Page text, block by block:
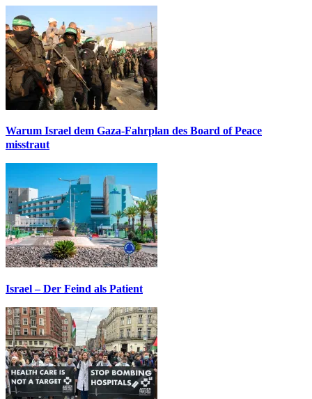
Warum Israel dem Gaza-Fahrplan des Board of Peace
misstraut
Israel – Der Feind als Patient